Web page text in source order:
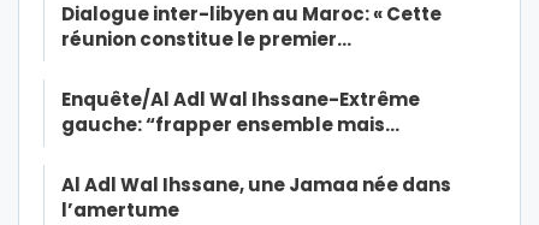
Dialogue inter-libyen au Maroc: « Cette
réunion constitue le premier…
Enquête/Al Adl Wal Ihssane-Extrême
gauche: “frapper ensemble mais…
Al Adl Wal Ihssane, une Jamaa née dans
l’amertume